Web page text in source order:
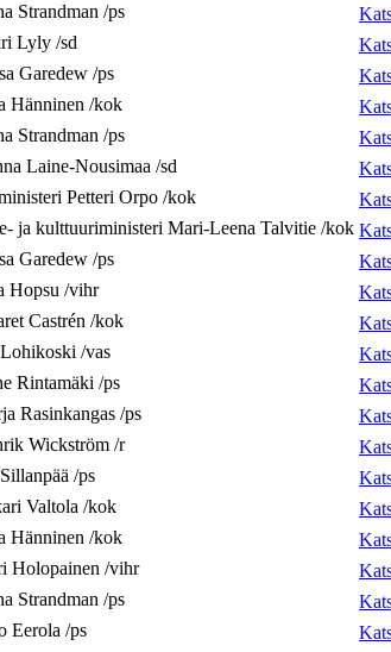
Strandman /ps
Lyly /sd
Garedew /ps
Hänninen /kok
Strandman /ps
Laine-Nousimaa /sd
Petteri Orpo /kok
ja kulttuuriministeri Mari-Leena Talvitie /kok
Garedew /ps
Hopsu /vihr
Castrén /kok
Lohikoski /vas
Rintamäki /ps
Rasinkangas /ps
Wickström /r
Sillanpää /ps
Valtola /kok
Hänninen /kok
Holopainen /vihr
Strandman /ps
Eerola /ps